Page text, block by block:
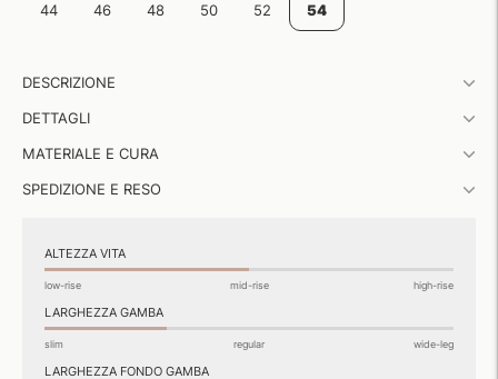
44 46 48 50 52 54
un
al
DESCRIZIONE
DETTAGLI
MATERIALE E CURA
SPEDIZIONE E RESO
ALTEZZA VITA
low-rise mid-rise high-rise
LARGHEZZA GAMBA
slim regular wide-leg
LARGHEZZA FONDO GAMBA